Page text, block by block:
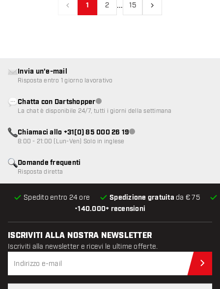
Precedente
1 2 ... 15 Prossimo
•140.000+ recensioni
Spedito entro 24 ore Spedizione gratuita da € 75
Domande frequenti
Risposta diretta
Invia un'e-mail
Risposta entro 1 giorno lavorativo
Chatta con DartshopperServizio clienti non disponibile
La chat è disponibile 24/7, tutti i giorni della settimana
Chiamaci allo +31(0) 85 000 26 19Servizio clienti non disponibile
8:00 - 21:00 (Lun-Ven) Solo in inglese
ISCRIVITI ALLA NOSTRA NEWSLETTER
Iscriviti alla newsletter e ricevi le ultime offerte.